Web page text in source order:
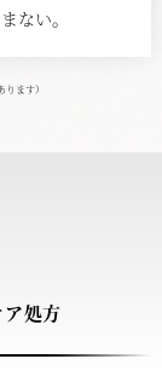
ない。
ます）
処方